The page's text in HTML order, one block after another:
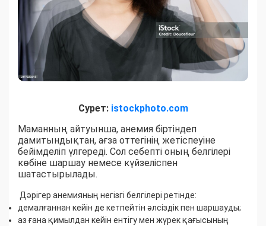
Сурет: istockphoto.com
Маманның айтуынша, анемия біртіндеп
дамитындықтан, ағза оттегінің жетіспеуіне
бейімделіп үлгереді. Сол себепті оның белгілері
көбіне шаршау немесе күйзеліспен
шатастырылады.
Дәрігер анемияның негізгі белгілері ретінде:
демалғаннан кейін де кетпейтін әлсіздік пен шаршауды;
аз ғана қимылдан кейін ентігу мен жүрек қағысының